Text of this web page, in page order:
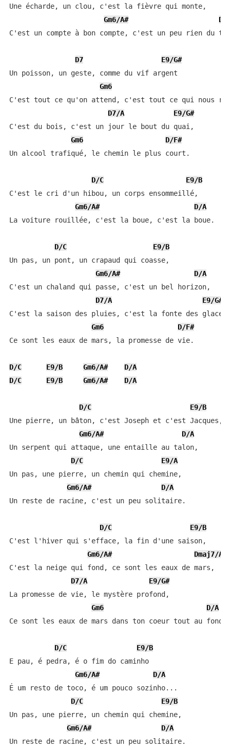
Une écharde, un clou, c'est la fièvre qui monte,
Gm6/A#
C'est un compte à bon compte, c'est un peu rien du
D7
E9/G#
Un poisson, un geste, comme du vif argent
Gm6
C'est tout ce qu'on attend, c'est tout ce qui nous
D7/A
E9/G#
C'est du bois, c'est un jour le bout du quai,
Gm6
D/F#
Un alcool trafiqué, le chemin le plus court.
D/C
E9/B
C'est le cri d'un hibou, un corps ensommeillé,
Gm6/A#
D/A
La voiture rouillée, c'est la boue, c'est la boue.
D/C
E9/B
Un pas, un pont, un crapaud qui coasse,
Gm6/A#
D/A
C'est un chaland qui passe, c'est un bel horizon,
D7/A
E9/G#
C'est la saison des pluies, c'est la fonte des
Gm6
D/F#
Ce sont les eaux de mars, la promesse de vie.
D/C E9/B Gm6/A#
D/A
D/C
E9/B Gm6/A# D/A
D/C
E9/B
Une pierre, un bâton, c'est Joseph et c'est Jacques,
Gm6/A#
D/A
Un serpent qui attaque, une entaille au talon,
D/C
E9/A
Un pas, une pierre, un chemin qui chemine,
Gm6/A#
D/A
Un reste de racine, c'est un peu solitaire.
D/C
E9/B
C'est l'hiver qui s'efface, la fin d'une saison,
Gm6/A#
Dmaj7/A
C'est la neige qui fond, ce sont les eaux de mars,
D7/A
E9/G#
La promesse de vie, le mystère profond,
Gm6
D/A
Ce sont les eaux de mars dans ton coeur tout au fond.
D/C
E9/B
E pau, é pedra, é o fim do caminho
Gm6/A#
D/A
É um resto de toco, é um pouco sozinho...
D/C
E9/B
Un pas, une pierre, un chemin qui chemine,
Gm6/A#
D/A
Un reste de racine, c'est un peu solitaire.